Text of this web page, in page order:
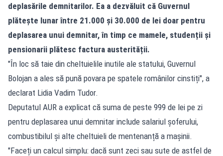
deplasările demnitarilor. Ea a dezvăluit că Guvernul
plătește lunar între 21.000 și 30.000 de lei doar pentru
deplasarea unui demnitar, în timp ce mamele, studenții și
pensionarii plătesc factura austerității.
"În loc să taie din cheltuielile inutile ale statului, Guvernul
Bolojan a ales să pună povara pe spatele românilor cinstiți", a
declarat Lidia Vadim Tudor.
Deputatul AUR a explicat că suma de peste 999 de lei pe zi
pentru deplasarea unui demnitar include salariul șoferului,
combustibilul și alte cheltuieli de mentenanță a mașinii.
"Faceți un calcul simplu: dacă sunt zeci sau sute de astfel de